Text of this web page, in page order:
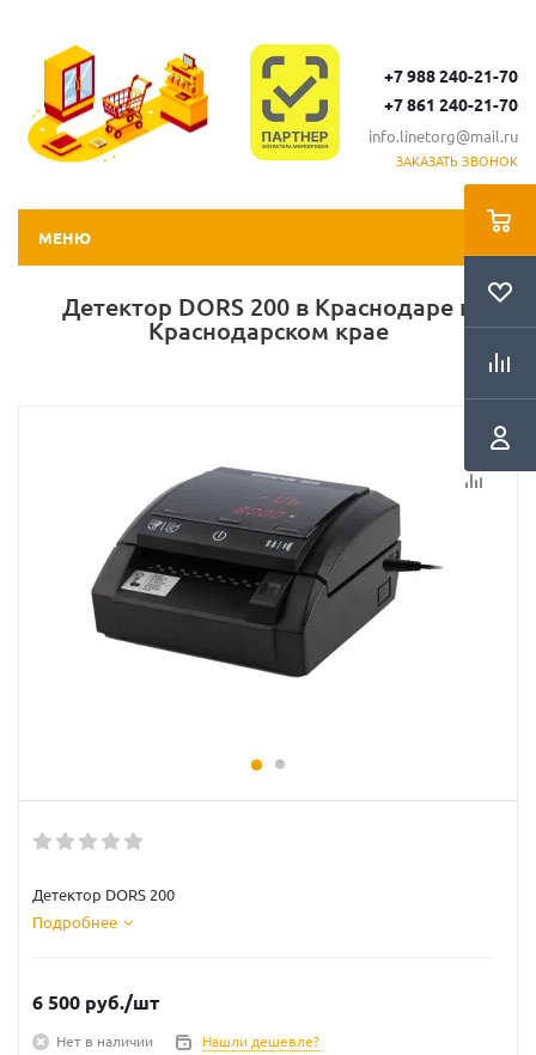
+7 988 240-21-70
+7 861 240-21-70
info.linetorg@mail.ru
ЗАКАЗАТЬ ЗВОНОК
МЕНЮ
Детектор DORS 200 в Краснодаре и
Краснодарском крае
Детектор DORS 200
Подробнее
6 500 руб./шт
Нет в наличии Нашли дешевле?